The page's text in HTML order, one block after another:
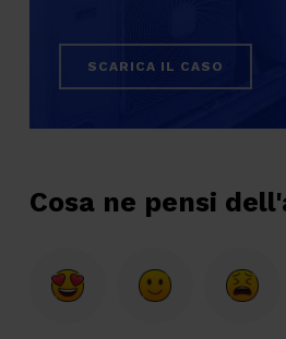
SCARICA IL CASO
Cosa ne pensi